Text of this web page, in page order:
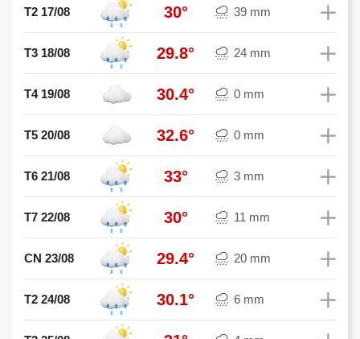
T2 17/08 30° 39 mm
T3 18/08 29.8° 24 mm
T4 19/08 30.4° 0 mm
T5 20/08 32.6° 0 mm
T6 21/08 33° 3 mm
T7 22/08 30° 11 mm
CN 23/08 29.4° 20 mm
T2 24/08 30.1° 6 mm